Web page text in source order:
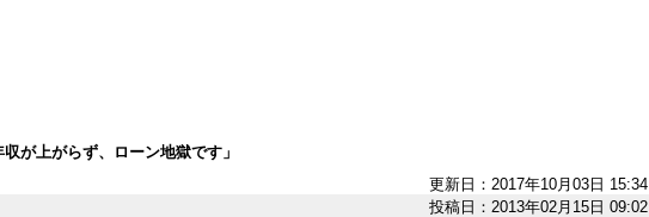
が上がらず、ローン地獄です」
更新日：2017年10月03日 15:34
投稿日：2013年02月15日 09:02